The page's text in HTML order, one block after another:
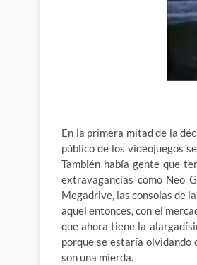
En la primera mitad de la
público de los videojuegos
También había gente que
extravagancias como Neo
Megadrive, las consolas de
aquel entonces, con el
que ahora tiene la
porque se estaría olvidando
son una mierda.